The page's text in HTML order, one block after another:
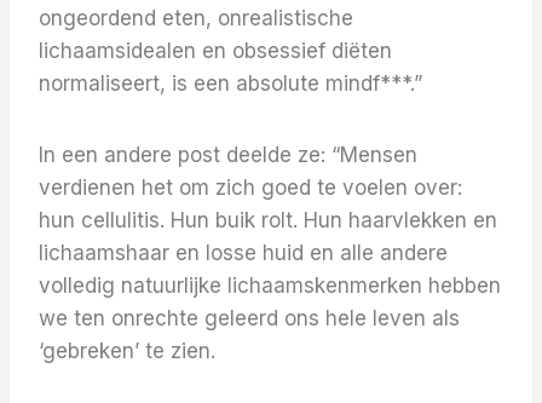
ongeordend eten, onrealistische
lichaamsidealen en obsessief diëten
normaliseert, is een absolute mindf***.”
In een andere post deelde ze: “Mensen
verdienen het om zich goed te voelen over:
hun cellulitis. Hun buik rolt. Hun haarvlekken en
lichaamshaar en losse huid en alle andere
volledig natuurlijke lichaamskenmerken hebben
we ten onrechte geleerd ons hele leven als
‘gebreken’ te zien.